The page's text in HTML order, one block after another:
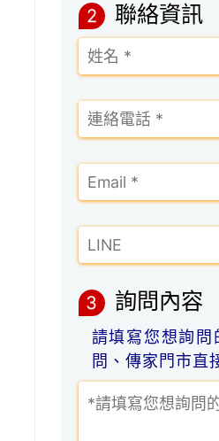
2 聯絡資訊
3 詢問內容
請填寫您想詢
問、傳家門市直